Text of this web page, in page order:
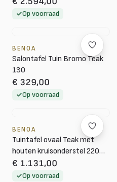
Op voorraad
BENOA
Salontafel Tuin Bromo Teak
130
€ 329,00
Op voorraad
BENOA
Tuintafel ovaal Teak met
houten kruisonderstel 220
cm
€ 1.131,00
Op voorraad